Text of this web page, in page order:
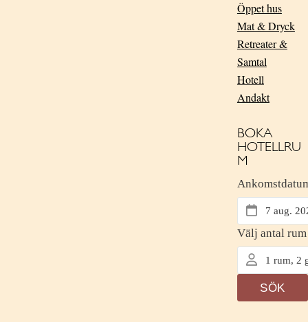
Öppet hus
Mat & Dryck
Retreater &
Samtal
Hotell
Andakt
BOKA
HOTELLRU
M